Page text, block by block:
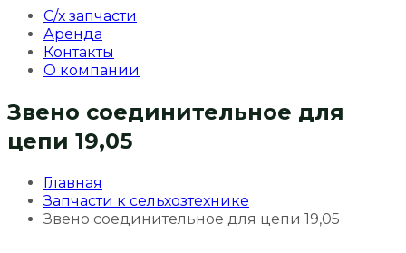
С/х запчасти
Аренда
Контакты
О компании
Звено соединительное для
цепи 19,05
Главная
Запчасти к сельхозтехнике
Звено соединительное для цепи 19,05